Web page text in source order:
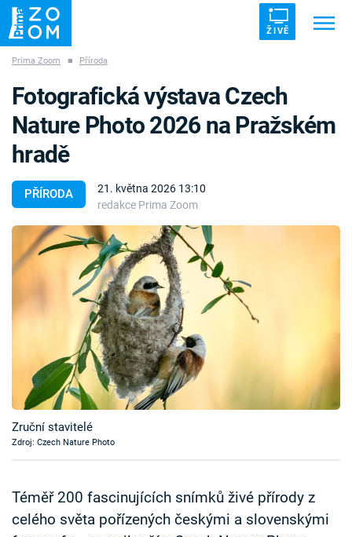
ŽIVĚ
ZÁHADY VETŘELCI DÁVNOVĚKU
Témata
Témata
TV Program
Časopis
Sledujte prima+
Sledujte nás
Prima Zoom ■ Příroda
PŘÍRODA
21. května 2026 13:10
redakce Prima Zoom
Fotografická výstava Czech
Nature Photo 2026 na Pražském
hradě
Zruční stavitelé
Zdroj: Czech Nature Photo
Téměř 200 fascinujících snímků živé přírody z
celého světa pořízených českými a slovenskými